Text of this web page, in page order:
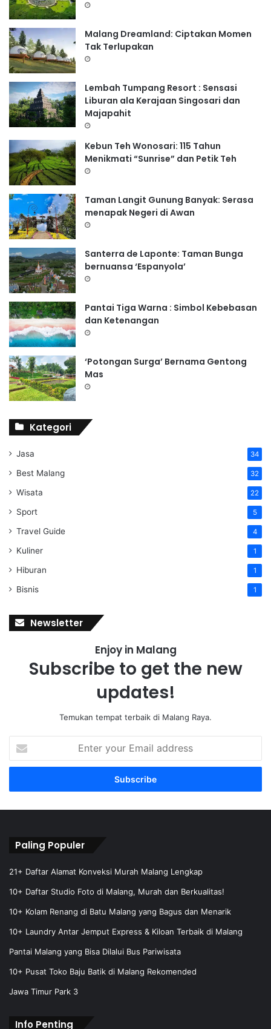
Malang Dreamland: Ciptakan Momen
Tak Terlupakan
Lembah Tumpang Resort : Sensasi
Liburan ala Kerajaan Singosari dan
Majapahit
Kebun Teh Wonosari: 115 Tahun
Menikmati “Sunrise” dan Petik Teh
Taman Langit Gunung Banyak: Serasa
menapak Negeri di Awan
Santerra de Laponte: Taman Bunga
bernuansa ‘Espanyola’
Pantai Tiga Warna : Simbol Kebebasan
dan Ketenangan
‘Potongan Surga’ Bernama Gentong
Mas
Kategori
Jasa 34
Best Malang 32
Wisata 22
Sport 5
Travel Guide 4
Kuliner 1
Hiburan 1
Bisnis 1
Newsletter
Enjoy in Malang
Subscribe to get the new
updates!
Temukan tempat terbaik di Malang Raya.
t
r
m
l
d
e
s
Paling Populer
21+ Daftar Alamat Konveksi Murah Malang Lengkap
10+ Daftar Studio Foto di Malang, Murah dan Berkualitas!
10+ Kolam Renang di Batu Malang yang Bagus dan Menarik
10+ Laundry Antar Jemput Express & Kiloan Terbaik di Malang
Pantai Malang yang Bisa Dilalui Bus Pariwisata
10+ Pusat Toko Baju Batik di Malang Rekomended
Jawa Timur Park 3
Info Penting